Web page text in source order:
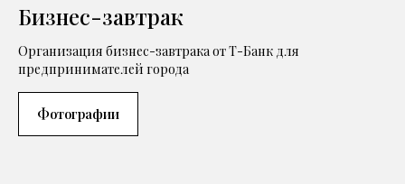
Бизнес-завтрак
Организация бизнес-завтрака от Т-Банк для
предпринимателей города
Фотографии